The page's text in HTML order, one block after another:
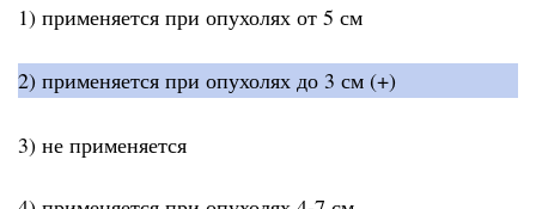
1) применяется при опухолях от 5 см
2) применяется при опухолях до 3 см (+)
3) не применяется